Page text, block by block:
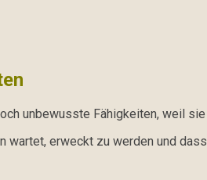
unbewusste Fähigkeiten, weil
wartet, erweckt zu werden und